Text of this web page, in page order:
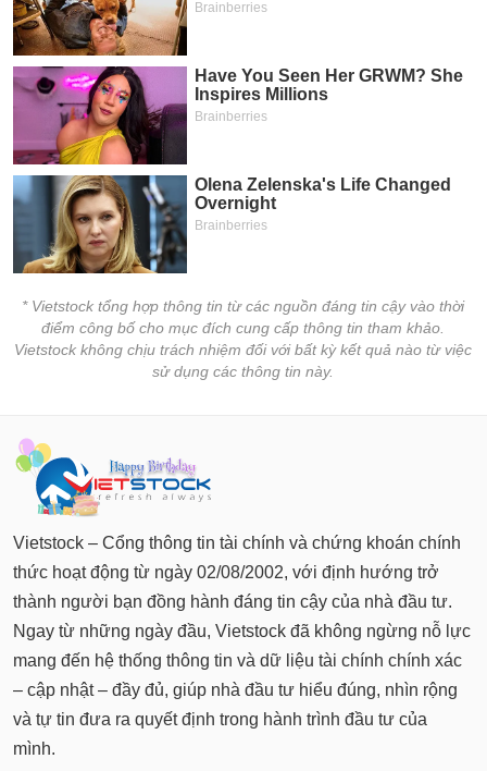
* Vietstock tổng hợp thông tin từ các nguồn đáng tin cậy vào thời
điểm công bố cho mục đích cung cấp thông tin tham khảo.
Vietstock không chịu trách nhiệm đối với bất kỳ kết quả nào từ việc
sử dụng các thông tin này.
Vietstock – Cổng thông tin tài chính và chứng khoán chính
thức hoạt động từ ngày 02/08/2002, với định hướng trở
thành người bạn đồng hành đáng tin cậy của nhà đầu tư.
Ngay từ những ngày đầu, Vietstock đã không ngừng nỗ lực
mang đến hệ thống thông tin và dữ liệu tài chính chính xác
– cập nhật – đầy đủ, giúp nhà đầu tư hiểu đúng, nhìn rộng
và tự tin đưa ra quyết định trong hành trình đầu tư của
mình.